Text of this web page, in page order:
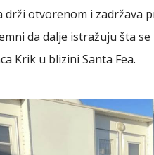
drži otvorenom i zadržava
da dalje istražuju šta
Krik u blizini Santa Fea.